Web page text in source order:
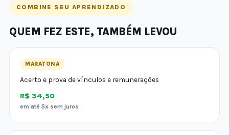
COMBINE SEU APRENDIZADO
QUEM FEZ ESTE, TAMBÉM LEVOU
MARATONA
Acerto e prova de vínculos e remunerações
R$ 34,50
em até 5x sem juros